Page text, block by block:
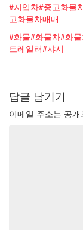
#지입차#중고화물
고화물차매매
#화물#화물차#화
트레일러#샤시
답글 남기기
이메일 주소는 공